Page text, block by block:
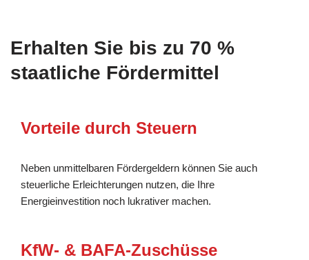
Erhalten Sie bis zu 70 %
staatliche Fördermittel
Vorteile durch Steuern
Neben unmittelbaren Fördergeldern können Sie auch
steuerliche Erleichterungen nutzen, die Ihre
Energieinvestition noch lukrativer machen.
KfW- & BAFA-Zuschüsse